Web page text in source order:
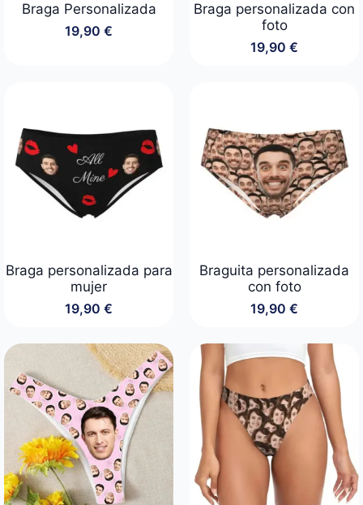
Braga Personalizada
19,90 €
Braga personalizada con
foto
19,90 €
Braga personalizada para
mujer
19,90 €
Braguita personalizada
con foto
19,90 €